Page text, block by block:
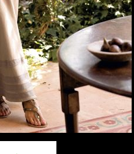
Art & Decorations
Table linens